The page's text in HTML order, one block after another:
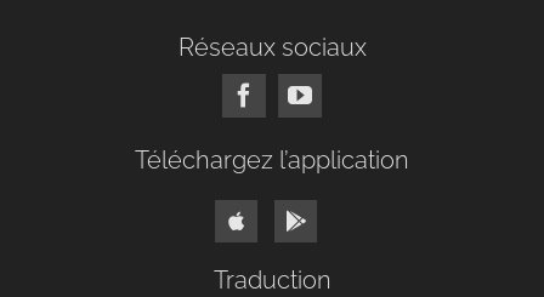
Réseaux sociaux
Téléchargez l’application
Traduction